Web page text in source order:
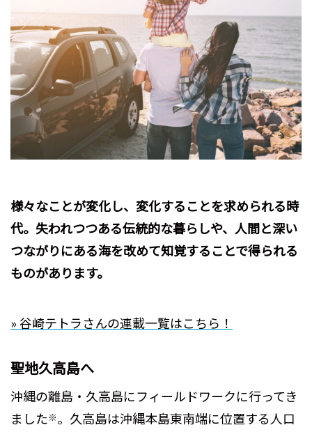
様々なことが変化し、変化することを求められる時
代。失われつつある伝統的な暮らしや、人間と深い
つながりにある海を改めて知覚することで得られる
ものがあります。
» 谷崎テトラさんの連載一覧はこちら！
聖地久高島へ
沖縄の離島・久高島にフィールドワークに行ってき
ました※。久高島は沖縄本島東南端に位置する人口